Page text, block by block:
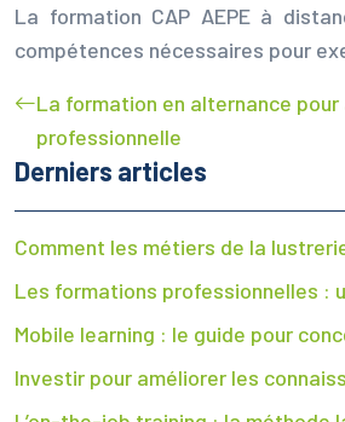
La formation CAP AEPE à
compétences nécessaires pour
La formation en alternance
professionnelle
Derniers articles
Comment les métiers de la
Les formations professionnelles :
Mobile learning : le guide pour
Investir pour améliorer les